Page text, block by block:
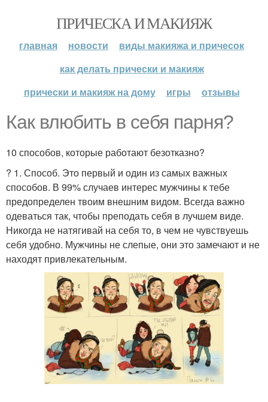
ПРИЧЕСКА И МАКИЯЖ
главная новости
виды макияжа и причесок
как делать прически и макияж
прически и макияж на дому
игры отзывы
Как влюбить в себя парня?
10 способов, которые работают безотказно?
? 1. Способ. Это первый и один из самых важных
способов. В 99% случаев интерес мужчины к тебе
предопределен твоим внешним видом. Всегда важно
одеваться так, чтобы преподать себя в лучшем виде.
Никогда не натягивай на себя то, в чем не чувствуешь
себя удобно. Мужчины не слепые, они это замечают и не
находят привлекательным.